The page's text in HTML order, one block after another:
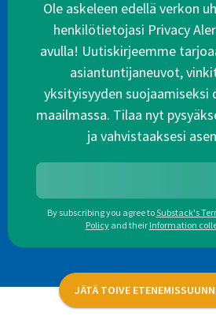
Ole askeleen edellä verkon
henkilötietojasi Privacy
avulla! Uutiskirjeemme
asiantuntijaneuvot,
yksityisyyden suojaamiseksi
maailmassa. Tilaa nyt
ja vahvistaaksesi
By subscribing you agree toSubstack's
Policy and their Information
JÄTÄ TOIVE